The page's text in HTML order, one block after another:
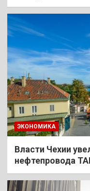
ЭКОНОМИКА
Власти Чехии
нефтепровода